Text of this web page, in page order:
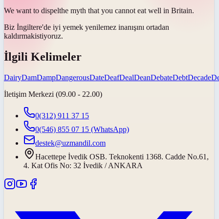
We want to dispelthe myth that you cannot eat well in Britain.
Biz İngiltere'de iyi yemek yenilemez inanışını ortadan
kaldırmakistiyoruz.
İlgili Kelimeler
DairyDamDampDangerousDateDeafDealDeanDebateDebtDecade
İletişim Merkezi (09.00 - 22.00)
0(312) 911 37 15
0(546) 855 07 15 (WhatsApp)
destek@uzmandil.com
Hacettepe İvedik OSB. Teknokenti 1368. Cadde No.61,
4. Kat Ofis No: 32 İvedik / ANKARA